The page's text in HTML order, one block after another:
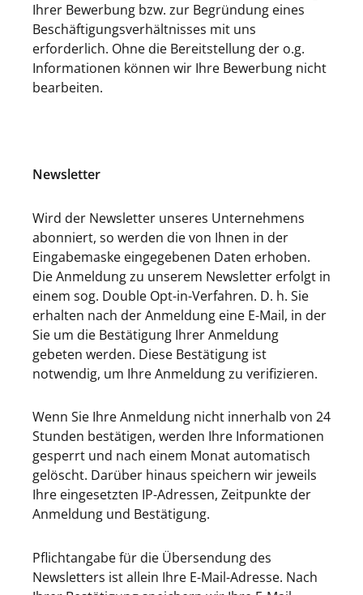
Ihrer Bewerbung bzw. zur Begründung eines
Beschäftigungsverhältnisses mit uns
erforderlich. Ohne die Bereitstellung der o.g.
Informationen können wir Ihre Bewerbung nicht
bearbeiten.
Newsletter
Wird der Newsletter unseres Unternehmens
abonniert, so werden die von Ihnen in der
Eingabemaske eingegebenen Daten erhoben.
Die Anmeldung zu unserem Newsletter erfolgt in
einem sog. Double Opt-in-Verfahren. D. h. Sie
erhalten nach der Anmeldung eine E-Mail, in der
Sie um die Bestätigung Ihrer Anmeldung
gebeten werden. Diese Bestätigung ist
notwendig, um Ihre Anmeldung zu verifizieren.
Wenn Sie Ihre Anmeldung nicht innerhalb von 24
Stunden bestätigen, werden Ihre Informationen
gesperrt und nach einem Monat automatisch
gelöscht. Darüber hinaus speichern wir jeweils
Ihre eingesetzten IP-Adressen, Zeitpunkte der
Anmeldung und Bestätigung.
Pflichtangabe für die Übersendung des
Newsletters ist allein Ihre E-Mail-Adresse. Nach